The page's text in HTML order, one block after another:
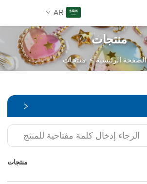
AR
ابحث
منتجات
الصفحة الرئيسية>منتجات
منتجات